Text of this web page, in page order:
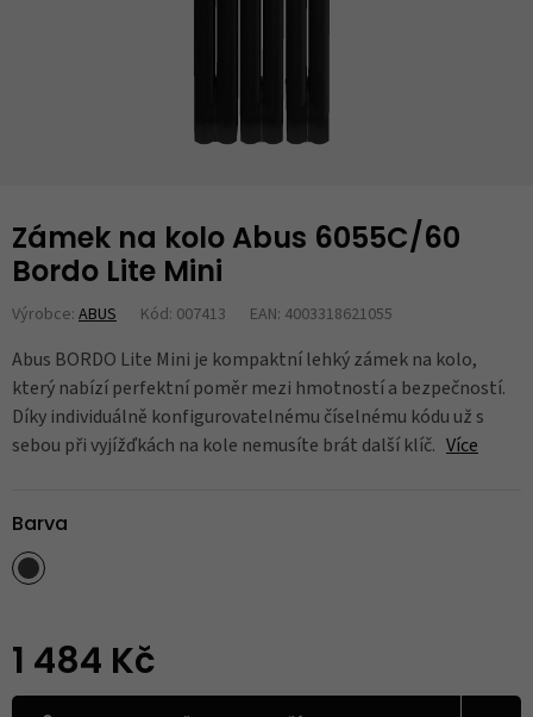
Zámek na kolo Abus 6055C/60
Bordo Lite Mini
Výrobce: ABUS Kód: 007413 EAN: 4003318621055
Abus BORDO Lite Mini je kompaktní lehký zámek na kolo,
který nabízí perfektní poměr mezi hmotností a bezpečností.
Díky individuálně konfigurovatelnému číselnému kódu už s
sebou při vyjížďkách na kole nemusíte brát další klíč. Více
Barva
1 484 Kč